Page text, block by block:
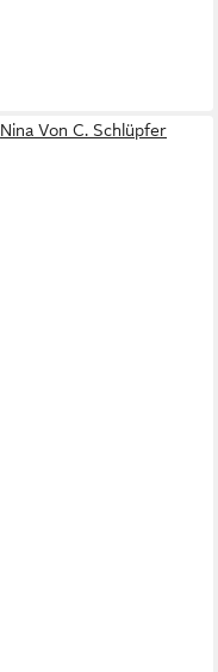
Nina Von C. Schlüpfer